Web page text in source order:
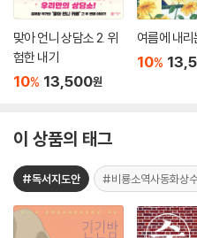
맞아 언니 상담소 2. 위
험한 내기
10% 13,500원
여름에 내리
10%
이 상품의 태그
#독서지도안 #비룡소역사동화상